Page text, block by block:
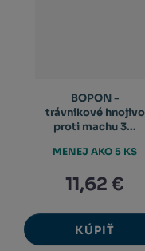
BOPON -
trávnikové hnojivo
proti machu 3...
11,62 €
KÚPIŤ
MENEJ AKO 5 KS